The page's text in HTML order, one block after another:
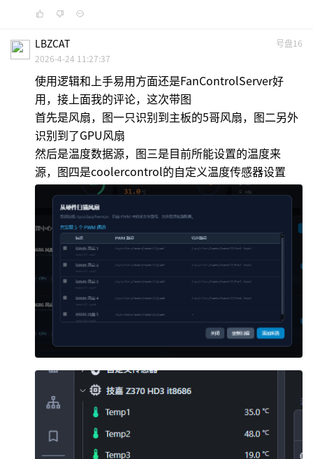
号盘16
LBZCAT
2026-4-24 11:27:37
使用逻辑和上手易用方面还是FanControlServer好
用，接上面我的评论，这次带图
首先是风扇，图一只识别到主板的5哥风扇，图二另外
识别到了GPU风扇
然后是温度数据源，图三是目前所能设置的温度来
源，图四是coolercontrol的自定义温度传感器设置